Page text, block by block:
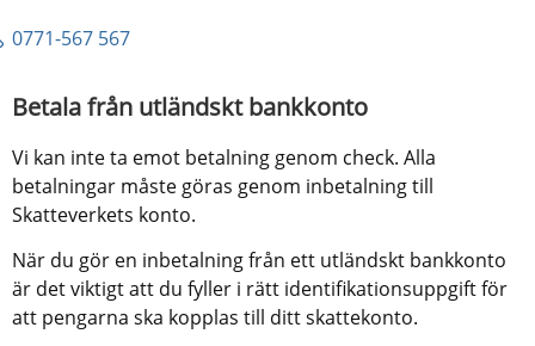
0771-567 567
Betala från utländskt bankkonto
Vi kan inte ta emot betalning genom check. Alla
betalningar måste göras genom inbetalning till
Skatteverkets konto.
När du gör en inbetalning från ett utländskt bankkonto
är det viktigt att du fyller i rätt identifikationsuppgift för
att pengarna ska kopplas till ditt skattekonto.